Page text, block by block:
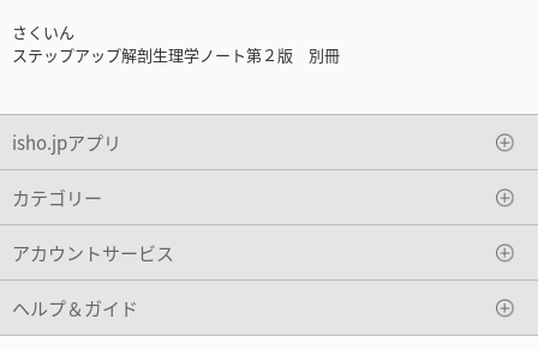
さくいん
ステップアップ解剖生理学ノート第２版 別冊
isho.jpアプリ
カテゴリー
アカウントサービス
ヘルプ＆ガイド